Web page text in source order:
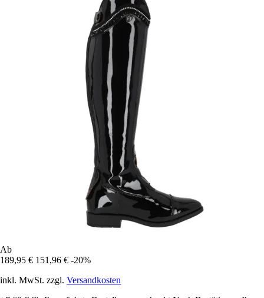
Ab
189,95 € 151,96 € -20%
inkl. MwSt. zzgl. Versandkosten